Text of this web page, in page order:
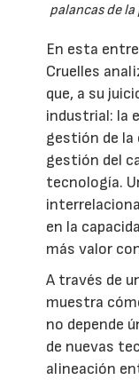
palancas de
En esta
Cruelles
que, a su
industrial: la
gestión de la
gestión del
tecnología.
en la
más valor
A través de
muestra
no depende
de nuevas
alineación